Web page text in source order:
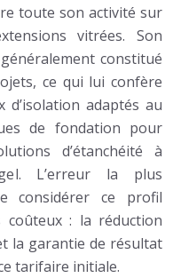
toute son activité sur
vitrées. Son
constitué
ce qui lui confère
adaptés au
de fondation pour
d’étanchéité à
L’erreur la plus
considérer ce profil
coûteux : la réduction
la garantie de résultat
tarifaire initiale.